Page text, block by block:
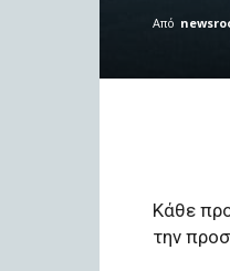
Από
Κάθε
την